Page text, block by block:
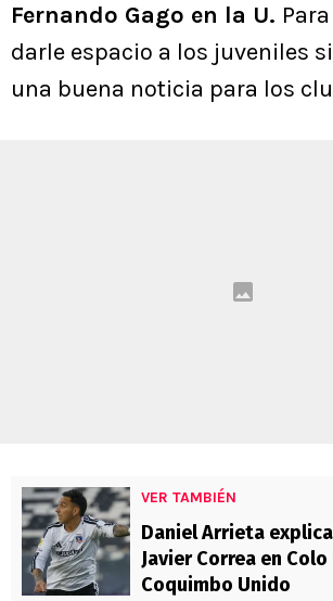
Fernando Gago en la U.
darle espacio a los juveniles
una buena noticia para los
VER TAMBIÉN
Daniel Arrieta
Javier Correa en
Coquimbo Unido